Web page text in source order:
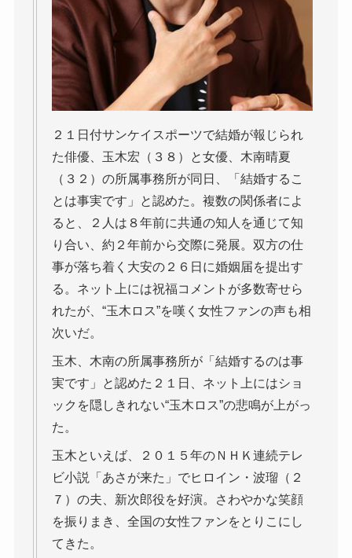
２１日付サンケイスポーツで結婚が報じられ
た俳優、玉木宏（３８）と女優、木南晴夏
（３２）の所属事務所が同日、「結婚するこ
とは事実です」と認めた。複数の関係者によ
ると、２人は８年前に共通の知人を通じて知
り合い、約２年前から交際に発展。双方の仕
事が落ち着く大安の２６日に婚姻届を提出す
る。ネット上には祝福コメントが多数寄せら
れたが、“玉木ロス”を嘆く女性ファンの声も相
次いだ。
玉木、木南の所属事務所が「結婚するのは事
実です」と認めた２１日、ネット上にはショ
ックを隠しきれない“玉木ロス”の悲鳴が上がっ
た。
玉木といえば、２０１５年のＮＨＫ連続テレ
ビ小説「あさが来た」でヒロイン・波瑠（２
７）の夫、新次郎役を好演。さわやかな笑顔
を振りまき、全国の女性ファンをとりこにし
てきた。